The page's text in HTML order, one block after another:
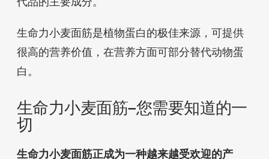
生命力小麦面筋是植物蛋白的极佳来源，可提供
很高的营养价值，在营养方面可部分替代动物蛋
白。
生命力小麦面筋–您需要知道的一
切
生命力小麦面筋正成为一种越来越受欢迎的产